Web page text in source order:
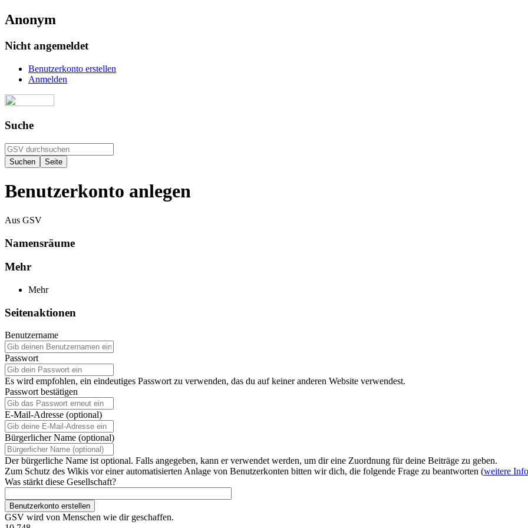
Anonym
Nicht angemeldet
Benutzerkonto erstellen
Anmelden
Suche
Benutzerkonto anlegen
Aus GSV
Namensräume
Mehr
Mehr
Seitenaktionen
Benutzername
Passwort
Es wird empfohlen, ein eindeutiges Passwort zu verwenden, das du auf keiner anderen Website verwendest.
Passwort bestätigen
E-Mail-Adresse (optional)
Bürgerlicher Name (optional)
Der bürgerliche Name ist optional. Falls angegeben, kann er verwendet werden, um dir eine Zuordnung für deine Beiträge zu geben.
Zum Schutz des Wikis vor einer automatisierten Anlage von Benutzerkonten bitten wir dich, die folgende Frage zu beantworten (weitere
Was stärkt diese Gesellschaft?
Benutzerkonto erstellen
GSV wird von Menschen wie dir geschaffen.